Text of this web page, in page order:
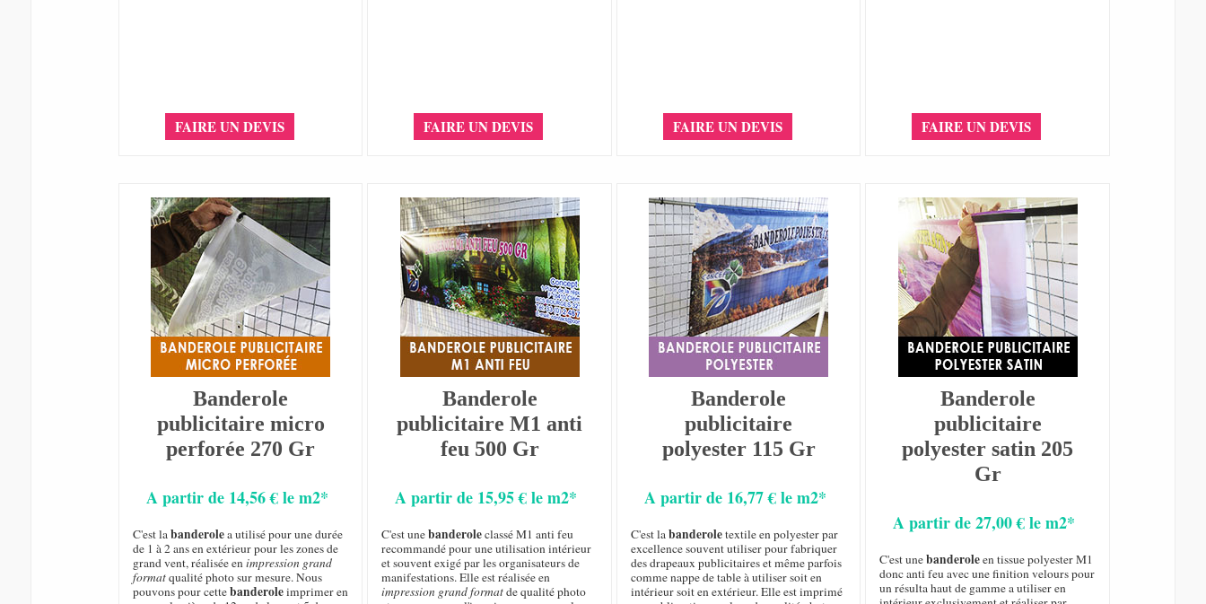
FAIRE UN DEVIS FAIRE UN DEVIS FAIRE UN DEVIS FAIRE UN DEVIS
Banderole
publicitaire micro
perforée 270 Gr
A partir de 14,56 € le m2*
C'est labanderolea utilisé pour une durée
de 1 à 2 ans en extérieur pour les zones de
grand vent, réalisée enimpression grand
formatqualité photo sur mesure. Nous
pouvons pour cettebanderoleimprimer en
Banderole
publicitaire M1 anti
feu 500 Gr
A partir de 15,95 € le m2*
C'est unebanderoleclassé M1 anti feu
recommandé pour une utilisation intérieur
et souvent exigé par les organisateurs de
manifestations. Elle est réalisée en
impression grand formatde qualité photo
Banderole
publicitaire
polyester 115 Gr
A partir de 16,77 € le m2*
C'est labanderoletextile en polyester par
excellence souvent utiliser pour fabriquer
des drapeaux publicitaires et même parfois
comme nappe de table à utiliser soit en
intérieur soit en extérieur. Elle est imprimé
Banderole
publicitaire
polyester satin 205
Gr
A partir de 27,00 € le m2*
C'est unebanderoleen tissue polyester M1
donc anti feu avec une finition velours pour
un résulta haut de gamme a utiliser en